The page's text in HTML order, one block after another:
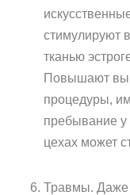
стимулируют
тканью
Повышают
процедуры,
пребывание у
цехах может
Травмы. Даже